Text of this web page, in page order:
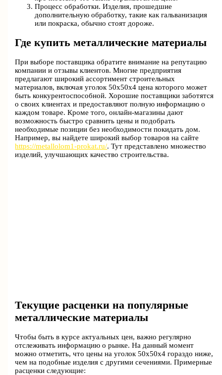
Процесс обработки. Изделия, прошедшие
дополнительную обработку, такие как гальванизация
или покраска, обычно стоят дороже.
Где купить металлические материалы
При выборе поставщика обратите внимание на репутацию
компании и отзывы клиентов. Многие предприятия
предлагают широкий ассортимент строительных
материалов, включая уголок 50х50х4 цена которого может
быть конкурентоспособной. Хорошие поставщики заботятся
о своих клиентах и предоставляют полную информацию о
каждом товаре. Кроме того, онлайн-магазины дают
возможность быстро сравнить цены и подобрать
необходимые позиции без необходимости покидать дом.
Например, вы найдете широкий выбор товаров на сайте
https://metallolom1-prokat.ru/. Тут представлено множество
изделий, улучшающих качество строительства.
Текущие расценки на популярные
металлические материалы
Чтобы быть в курсе актуальных цен, важно регулярно
отслеживать информацию о рынке. На данный момент
можно отметить, что цены на уголок 50х50х4 гораздо ниже,
чем на подобные изделия с другими сечениями. Примерные
расценки следующие: